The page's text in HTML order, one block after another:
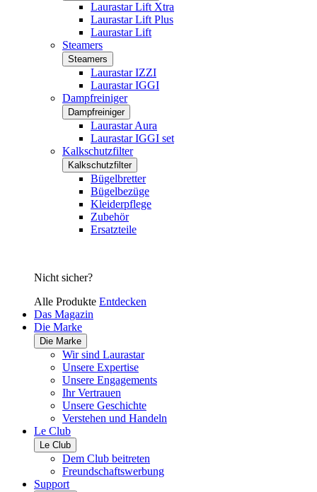
Laurastar Lift Xtra
Laurastar Lift Plus
Laurastar Lift
Steamers
Steamers
Laurastar IZZI
Laurastar IGGI
Dampfreiniger
Dampfreiniger
Laurastar Aura
Laurastar IGGI set
Kalkschutzfilter
Kalkschutzfilter
Bügelbretter
Bügelbezüge
Kleiderpflege
Zubehör
Ersatzteile
Nicht sicher?
Alle Produkte Entdecken
Das Magazin
Die Marke
Die Marke
Wir sind Laurastar
Unsere Expertise
Unsere Engagements
Ihr Vertrauen
Unsere Geschichte
Verstehen und Handeln
Le Club
Le Club
Dem Club beitreten
Freundschaftswerbung
Support